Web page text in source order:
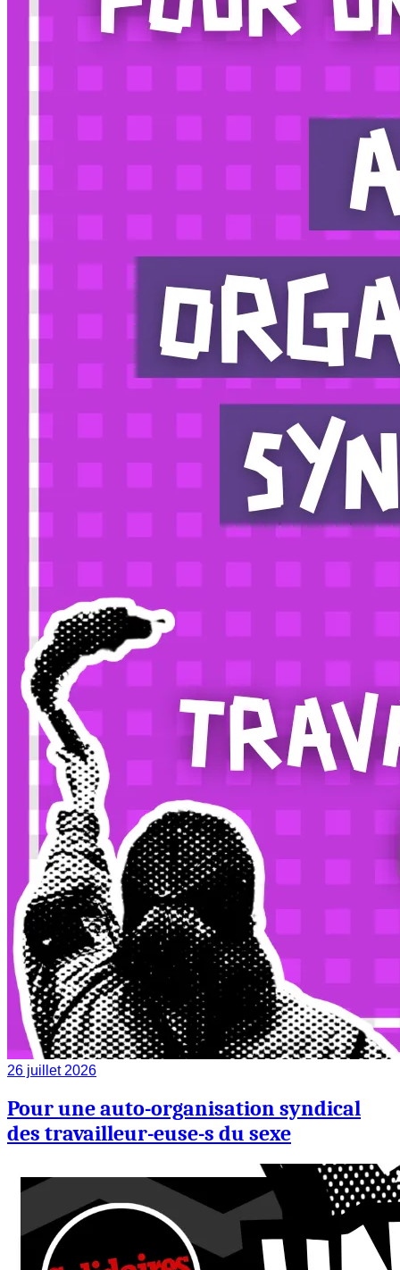
26 juillet 2026
Pour une auto-organisation syndical
des travailleur-euse-s du sexe